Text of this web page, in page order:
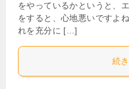
をやっているかというと、
をすると、心地悪いですよ
れを充分に […]
続